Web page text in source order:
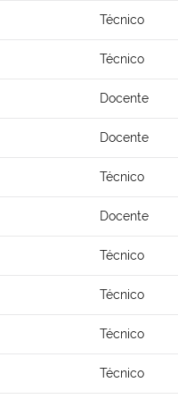
Técnico
Técnico
Docente
Docente
Técnico
Docente
Técnico
Técnico
Técnico
Técnico